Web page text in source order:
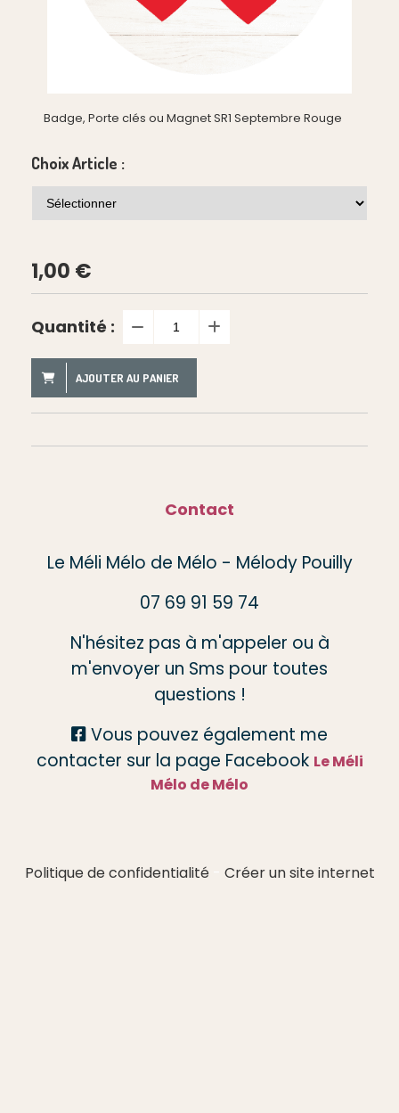
Badge, Porte clés ou Magnet SR1 Septembre Rouge
Choix Article :
1,00 €
Quantité :
AJOUTER AU PANIER
Contact
Le Méli Mélo de Mélo - Mélody Pouilly
07 69 91 59 74
N'hésitez pas à m'appeler ou à
m'envoyer un Sms pour toutes
questions !
 Vous pouvez également me
contacter sur la page Facebook Le Méli
Mélo de Mélo
Politique de confidentialité Créer un site internet